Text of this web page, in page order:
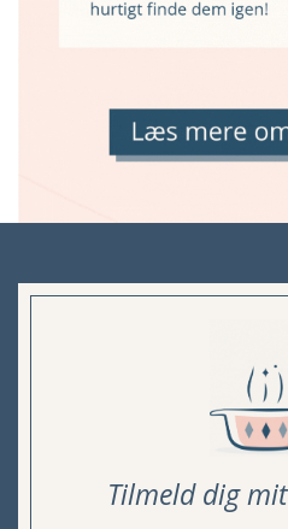
Tilmeld dig